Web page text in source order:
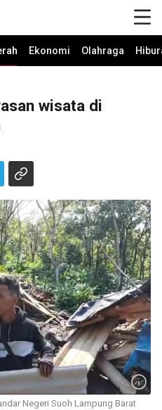
Ekonomi Olahraga
wisata di
Negeri Suoh Lampung Barat